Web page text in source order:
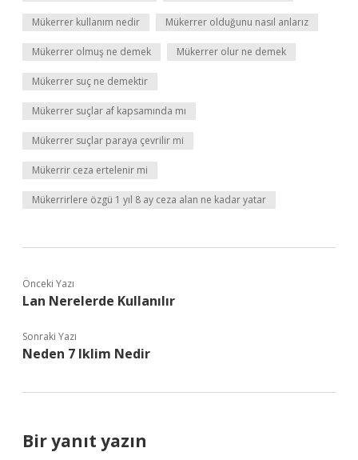
Mükerrer kullanım nedir Mükerrer olduğunu nasıl anlarız
Mükerrer olmuş ne demek Mükerrer olur ne demek
Mükerrer suç ne demektir
Mükerrer suçlar af kapsamında mı
Mükerrer suçlar paraya çevrilir mi
Mükerrir ceza ertelenir mi
Mükerrirlere özgü 1 yıl 8 ay ceza alan ne kadar yatar
Önceki Yazı
Lan Nerelerde Kullanılır
Sonraki Yazı
Neden 7 Iklim Nedir
Bir yanıt yazın